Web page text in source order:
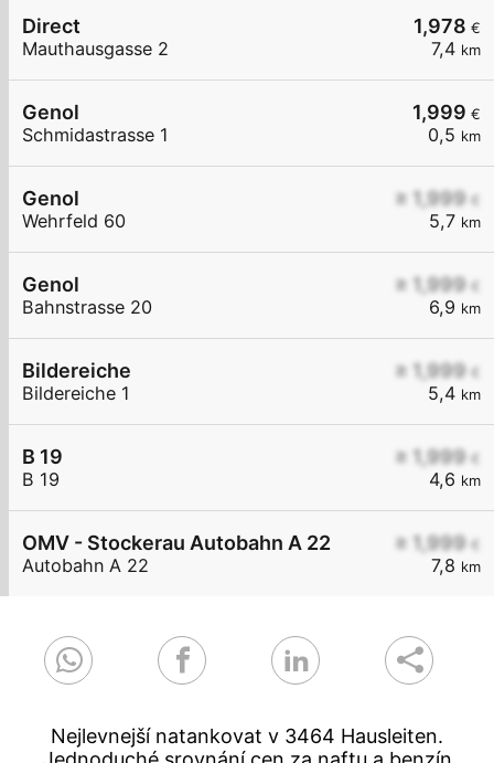
1,978 €
7,4 km
Direct
Mauthausgasse 2
1,999 €
0,5 km
Genol
Schmidastrasse 1
≥ 1,999 €
5,7 km
Genol
Wehrfeld 60
≥ 1,999 €
6,9 km
Genol
Bahnstrasse 20
≥ 1,999 €
5,4 km
Bildereiche
Bildereiche 1
≥ 1,999 €
4,6 km
B 19
B 19
≥ 1,999 €
7,8 km
OMV - Stockerau Autobahn A 22
Autobahn A 22
Nejlevnejší natankovat v 3464 Hausleiten.